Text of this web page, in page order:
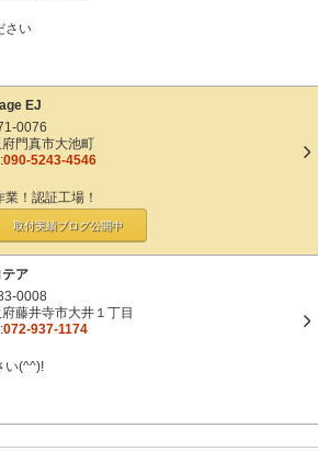
さい
EJ
0076
府門真市大池町
090-5243-4546
！認証工場！
取付実績ブログ公開中
テア
0008
藤井寺市大井１丁目
072-937-1174
い(^^)!